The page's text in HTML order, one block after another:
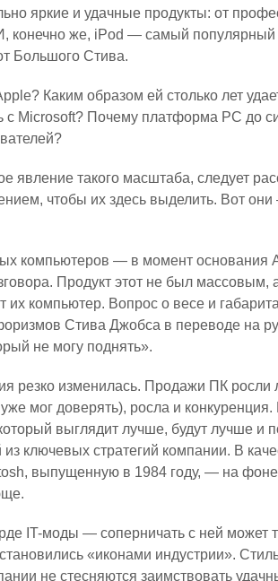
яркие и удачные продукты: от
конечно же, iPod — самый
Большого Стива.
Каким образом ей столько лет
с Microsoft? Почему платформа PC до
явление такого масштаба, следует
чтобы их здесь выделить. Вот
компьютеров — в момент основания
Продукт этот не был массовым,
компьютер. Вопрос о весе и
Стива Джобса в переводе на
не могу поднять».
резко изменилась. Продажи ПК
мог доверять), росла и
выглядит лучше, будут лучше и
из ключевых стратегий компании. В
выпущенную в 1984 году, — на фоне
IT-моды — соперничать с ней может
«иконами индустрии».
не стесняются заимствовать